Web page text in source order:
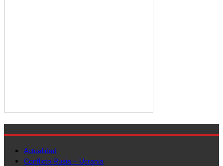
Actualidad
Conflicto Rusia – Ucrania